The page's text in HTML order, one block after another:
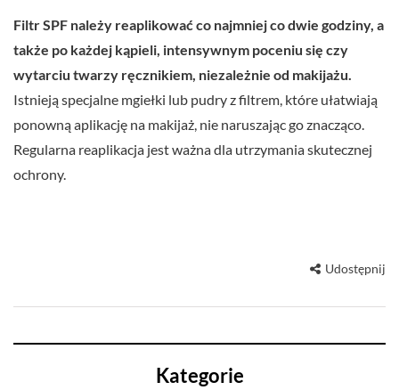
Filtr SPF należy reaplikować co najmniej co dwie godziny, a
także po każdej kąpieli, intensywnym poceniu się czy
wytarciu twarzy ręcznikiem, niezależnie od makijażu.
Istnieją specjalne mgiełki lub pudry z filtrem, które ułatwiają
ponowną aplikację na makijaż, nie naruszając go znacząco.
Regularna reaplikacja jest ważna dla utrzymania skutecznej
ochrony.
Udostępnij
Kategorie